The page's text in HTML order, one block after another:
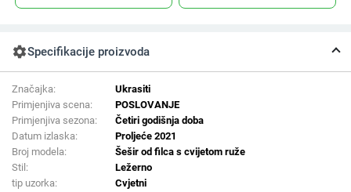
settingsSpecifikacije proizvoda
Značajka:
Ukrasiti
Primjenjiva scena:
POSLOVANJE
Primjenjiva sezona:
Četiri godišnja doba
Datum izlaska:
Proljeće 2021
Broj modela:
Šešir od filca s cvijetom ruže
Stil:
Ležerno
tip uzorka:
Cvjetni